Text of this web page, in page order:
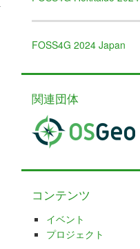
FOSS4G 2024 Japan
関連団体
コンテンツ
イベント
プロジェクト